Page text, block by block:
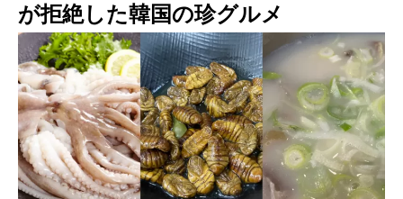
が拒絶した韓国の珍グルメ